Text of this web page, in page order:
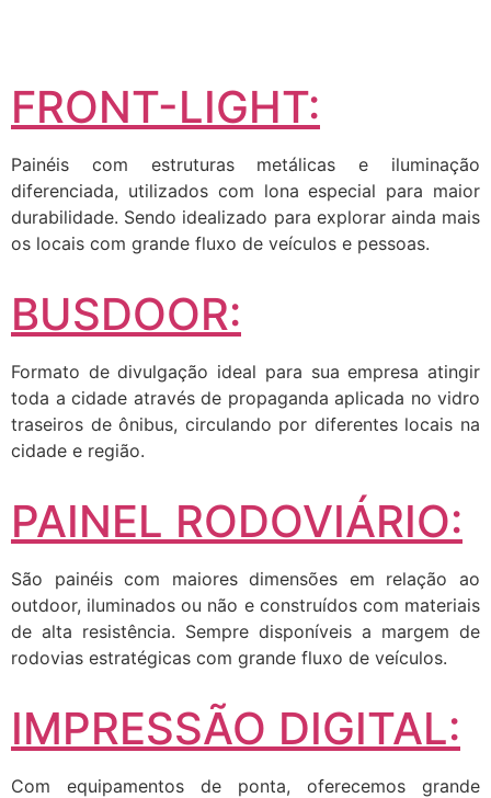
FRONT-LIGHT:
Painéis com estruturas metálicas e iluminação
diferenciada, utilizados com lona especial para maior
durabilidade. Sendo idealizado para explorar ainda mais
os locais com grande fluxo de veículos e pessoas.
BUSDOOR:
Formato de divulgação ideal para sua empresa atingir
toda a cidade através de propaganda aplicada no vidro
traseiros de ônibus, circulando por diferentes locais na
cidade e região.
PAINEL RODOVIÁRIO:
São painéis com maiores dimensões em relação ao
outdoor, iluminados ou não e construídos com materiais
de alta resistência. Sempre disponíveis a margem de
rodovias estratégicas com grande fluxo de veículos.
IMPRESSÃO DIGITAL:
Com equipamentos de ponta, oferecemos grande